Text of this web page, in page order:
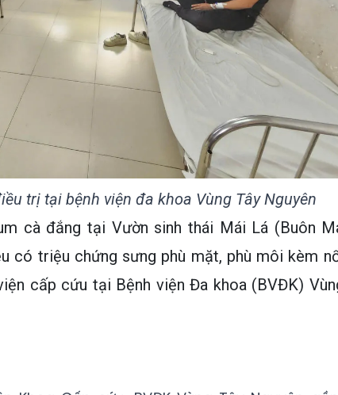
trị tại bệnh viện đa khoa Vùng Tây Nguyên
cà đắng tại Vườn sinh thái Mái Lá (Buôn
có triệu chứng sưng phù mặt, phù môi kèm
cấp cứu tại Bệnh viện Đa khoa (BVĐK)